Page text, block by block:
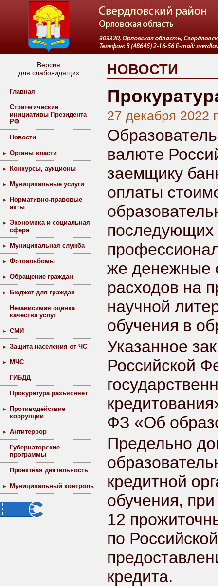
Версия
для слабовидящих
Главная
Стратегические
инициативы Президента
РФ
Новости
Органы власти
Конкурсы, аукционы
Муниципальные услуги
Нормативно-правовые
акты
Экономика и социальная
сфера
Муниципальная служба
Фотоальбомы
Обращение граждан
Бюджет для граждан
Независимая оценка
качества услуг
СМИ
Защита населения от ЧС
МЧС
ГИБДД
Прокуратура разъясняет
Противодействие
коррупции
Антитеррор
Губернаторские
программы
Проектная деятельность
Муниципальный контроль
НОВОСТИ
27 декабря 2022
валюте
заемщику
оплаты
последующих
же денежные
расходов на
научной
обучения в
Указанное
Российской
ФЗ «Об
Предельно
кредитной
обучения,
12
по
кредита.